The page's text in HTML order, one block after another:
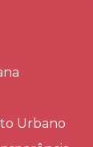
Urbano